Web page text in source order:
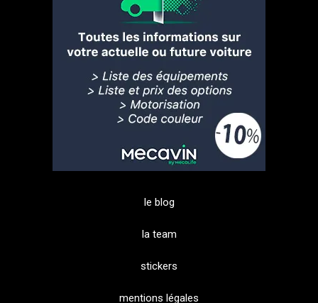
le blog
la team
stickers
mentions légales